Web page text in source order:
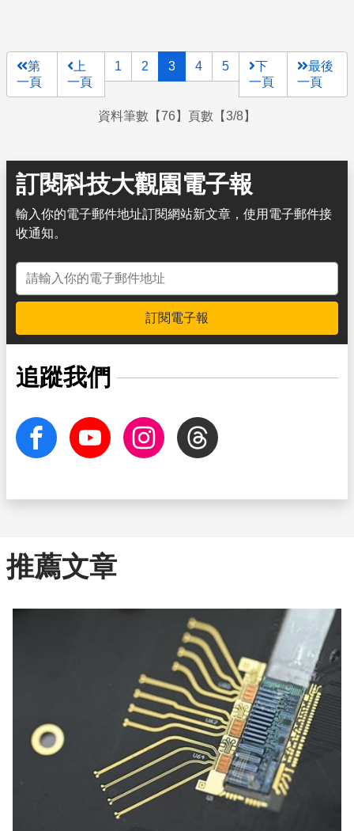
第
一頁
上
一頁
1 2 3 4 5
下
一頁
最後
一頁
資料筆數【76】頁數【3/8】
訂閱科技大觀園電子報
輸入你的電子郵件地址訂閱網站新文章，使用電子郵件接
收通知。
電子郵件地址
訂閱電子報
追蹤我們
facebook Youtube InstagramThreads
推薦文章